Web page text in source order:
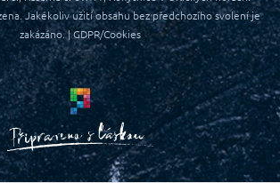
Jakékoliv užití obsahu bez předchozího svolení je
zakázáno. |GDPR/Cookies